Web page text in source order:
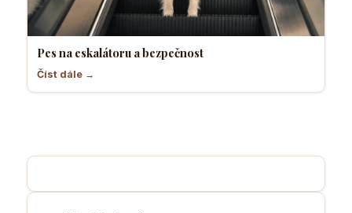
Pes na eskalátoru a bezpečnost
Číst dále →